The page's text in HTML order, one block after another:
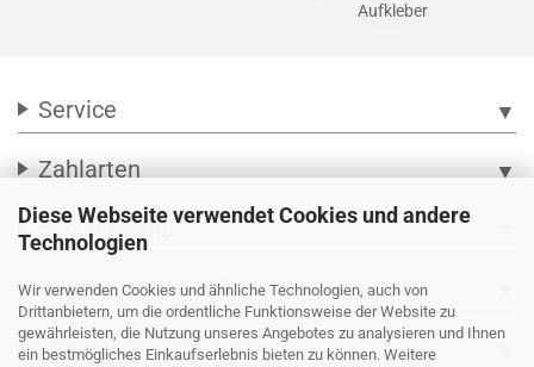
Diese Webseite verwendet Cookies und andere
Technologien
Wir verwenden Cookies und ähnliche Technologien, auch von
Drittanbietern, um die ordentliche Funktionsweise der Website zu
gewährleisten, die Nutzung unseres Angebotes zu analysieren und Ihnen
ein bestmögliches Einkaufserlebnis bieten zu können. Weitere
Aufkleber
Service ▼
Zahlarten ▼
Social Media
Wir versenden mit
Ihre persönliche Seite